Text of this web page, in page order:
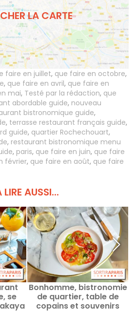
LA CARTE
faire en juillet, que faire en octobre,
, que faire en avril, que faire en
mai, Testé par la rédaction, que
abordable guide, nouveau
bistronomique guide,
, terrasse restaurant français guide,
guide, quartier Rochechouart,
, restaurant bistronomique menu
, paris, que faire en juin, que faire
février, que faire en août, que faire
LIRE AUSSI...
se
Bonhomme, bistronomie
de quartier, table de
copains et souvenirs